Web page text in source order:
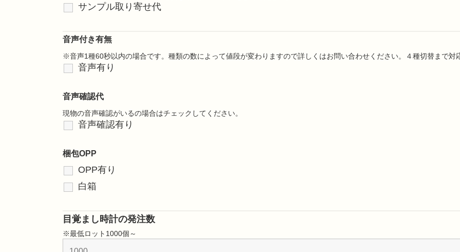
サンプル取り寄せ代
音声付き有無
音声有り
※音声1種60秒以内の場合です。種類の数によって値段が変わりますので詳しくはお問い合わせください。４種切替まで対
音声確認代
音声確認有り
現物の音声確認がいるの場合はチェックしてください。
梱包OPP
OPP有り
白箱
目覚まし時計の発注数
※最低ロット1000個～